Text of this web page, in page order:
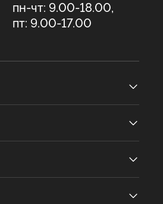
пн-чт: 9.00-18.00,
пт: 9.00-17.00